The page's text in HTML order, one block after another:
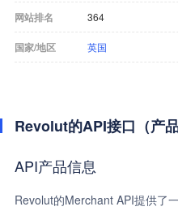
网站排名 364
国家/地区 英国
Revolut的API接口（产品
API产品信息
Revolut的Merchant API提供了